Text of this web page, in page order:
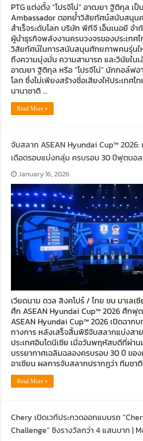
PTG แต่งตั้ง “โปรจีโน่” อาฒยา ฐิติกุล เป็
Ambassador ตอกย้ำวิสัยทัศน์สนับสนุน
สำเร็จระดับโลก บริษัท พีทีจี เอ็นเนอยี จำ
ผู้นำธุรกิจพลังงานครบวงจรของประเทศ
วิสัยทัศน์ในการสนับสนุนศักยภาพคนรุ่นใ
ถึงความมุ่งมั่น ความสามารถ และวินัยใน
อาฒยา ฐิติกุล หรือ “โปรจีโน่” นักกอล์ฟ
โลก ซึ่งไม่เพียงสร้างชื่อเสียงให้ประเทศไ
นานาชาติ …
Read More »
จับสลาก ASEAN Hyundai Cup™
เดือดรอบแบ่งกลุ่ม ครบรอบ 30 ปีฟุตบอล
January 16, 2026
เวียดนาม ดวล สิงคโปร์ / ไทย ชน มาเลเ
ศึก ASEAN Hyundai Cup™ 2026 ศึกฟุ
ASEAN Hyundai Cup™ 2026 เปิดฉากบ
ทางการ หลังเสร็จสิ้นพิธีจับสลากแบ่งสา
ประเทศอินโดนีเซีย เมื่อวันพฤหัสบดีที่ผ่า
บรรยากาศเฉลิมฉลองครบรอบ 30 ปี ขอ
อาเซียน ผลการจับสลากปรากฏว่า ทีมชา
Read More »
Chery เปิดเวทีประกวดออกแบบรถ
Challenge” ชิงรางวัลกว่า 4 แสนบาท |